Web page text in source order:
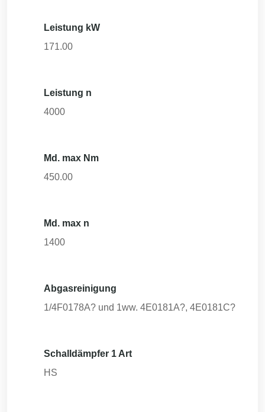
Leistung kW
171.00
Leistung n
4000
Md. max Nm
450.00
Md. max n
1400
Abgasreinigung
1/4F0178A? und 1ww. 4E0181A?, 4E0181C?
Schalldämpfer 1 Art
HS